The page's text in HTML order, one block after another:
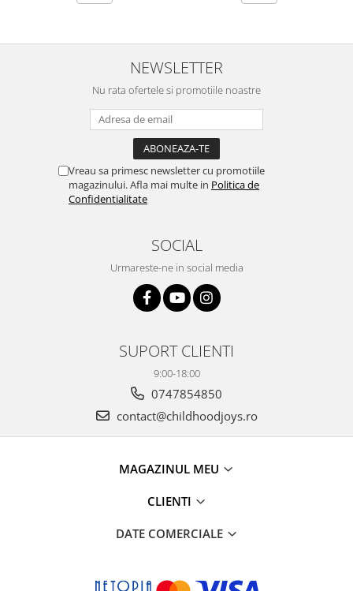
NEWSLETTER
Nu rata ofertele si promotiile noastre
Vreau sa primesc newsletter cu promotiile
magazinului. Afla mai multe in Politica de
Confidentialitate
SOCIAL
Urmareste-ne in social media
SUPORT CLIENTI
9:00-18:00
0747854850
contact@childhoodjoys.ro
MAGAZINUL MEU
CLIENTI
DATE COMERCIALE